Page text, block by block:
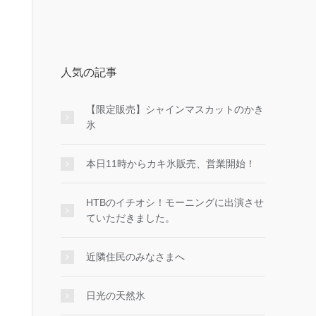
人気の記事
【限定販売】シャインマスカットのかき
氷
本日11時からカキ氷販売、営業開始！
HTBのイチオシ！モーニングに出演させ
ていただきました。
近隣住民のみなさまへ
日光の天然氷